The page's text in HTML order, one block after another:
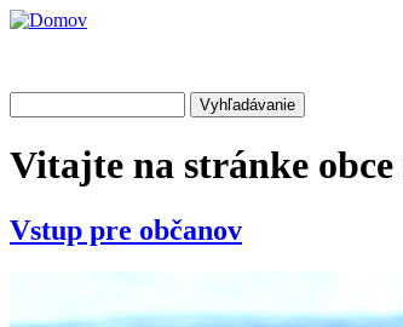
Skočiť na hlavný obsah
Vitajte na stránke obce
Vstup pre občanov